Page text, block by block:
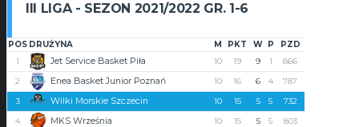
III LIGA - SEZON 2021/2022 GR. 1-6
POS DRUŻYNA M PKT W P PZD
1
Jet Service Basket Piła 10 19 9 1 866
2
Enea Basket Junior Poznań 10 16 6 4 787
3
Wilki Morskie Szczecin 10 15 5 5 732
4
MKS Września 10 15 5 5 803